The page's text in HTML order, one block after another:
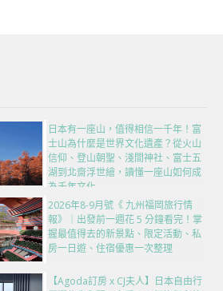
日本有一座山，值得相信一千年！富
士山為什麼是世界文化遺產？從火山
信仰、登山朝聖、淺間神社、富士五
湖到北齋浮世繪，讀懂一座山如何成
為千年文化
2026年8-9月號《 九州福岡旅行情
報》｜出發前一週花 5 分鐘看完！掌
握最值得去的新景點、限定活動、私
房一日遊、住宿優惠一次整理
【Agoda訂房 x CJ夫人】日本自由行